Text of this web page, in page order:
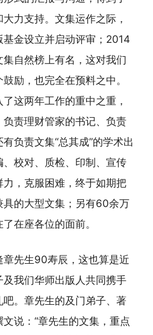
力支持。文集运作之际，
基金设立并启动评审；2014
自然榜上有名，这对我们
励，也完全在预料之中。
这两年工作的重中之重，
责理财管家的书记、负责
负责文集“总其成”的学术出
校对、质检、印制、宣传
力，克服困难，终于如期把
具的大型文集；另有60余万
在座各位的面前。
先生90寿辰，这也算是近
我们华师出版人共同携手
。章先生的及门弟子、著
说：“章先生的文集，重点